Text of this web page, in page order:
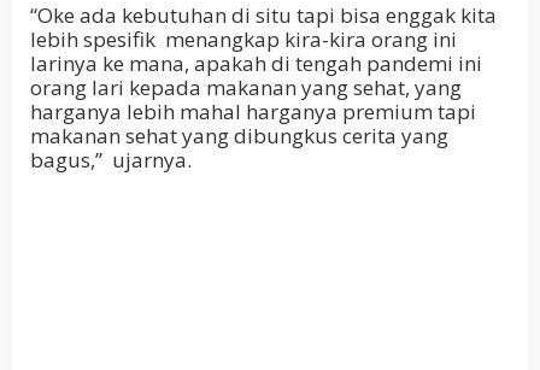
“Oke ada kebutuhan di situ tapi bisa enggak kita
lebih spesifik menangkap kira-kira orang ini
larinya ke mana, apakah di tengah pandemi ini
orang lari kepada makanan yang sehat, yang
harganya lebih mahal harganya premium tapi
makanan sehat yang dibungkus cerita yang
bagus,” ujarnya.